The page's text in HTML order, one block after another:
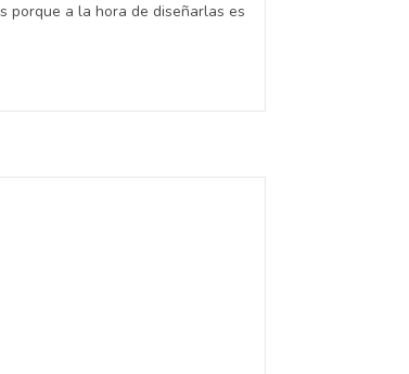
porque a la hora de diseñarlas es